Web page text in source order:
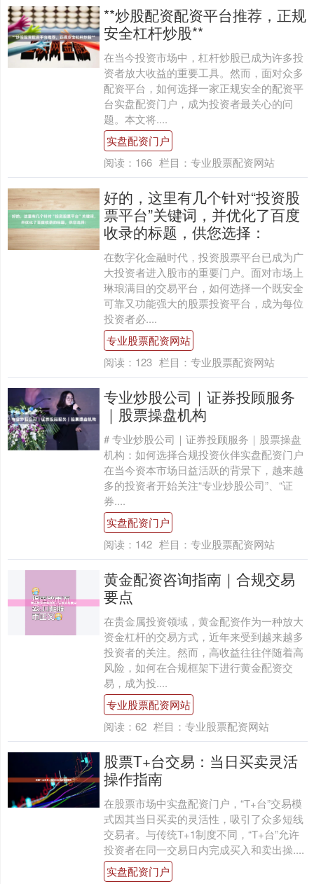
**炒股配资配资平台推荐，正规
安全杠杆炒股**
在当今投资市场中，杠杆炒股已成为许多投
资者放大收益的重要工具。然而，面对众多
配资平台，如何选择一家正规安全的配资平
台实盘配资门户，成为投资者最关心的问
题。本文将....
实盘配资门户
阅读： 166 栏目： 专业股票配资网站
好的，这里有几个针对“投资股
票平台”关键词，并优化了百度
收录的标题，供您选择：
在数字化金融时代，投资股票平台已成为广
大投资者进入股市的重要门户。面对市场上
琳琅满目的交易平台，如何选择一个既安全
可靠又功能强大的股票投资平台，成为每位
投资者必....
专业股票配资网站
阅读： 123 栏目： 专业股票配资网站
专业炒股公司｜证券投顾服务
｜股票操盘机构
# 专业炒股公司｜证券投顾服务｜股票操盘
机构：如何选择合规投资伙伴实盘配资门户
在当今资本市场日益活跃的背景下，越来越
多的投资者开始关注“专业炒股公司”、“证
券....
实盘配资门户
阅读： 142 栏目： 专业股票配资网站
黄金配资咨询指南｜合规交易
要点
在贵金属投资领域，黄金配资作为一种放大
资金杠杆的交易方式，近年来受到越来越多
投资者的关注。然而，高收益往往伴随着高
风险，如何在合规框架下进行黄金配资交
易，成为投....
专业股票配资网站
阅读： 62 栏目： 专业股票配资网站
股票T+台交易：当日买卖灵活
操作指南
在股票市场中实盘配资门户，“T+台”交易模
式因其当日买卖的灵活性，吸引了众多短线
交易者。与传统T+1制度不同，“T+台”允许
投资者在同一交易日内完成买入和卖出操....
实盘配资门户